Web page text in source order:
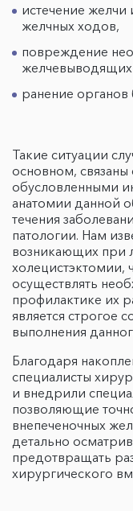
истечение
желчных ходов,
повреждение
желчевыводящих
ранение
Такие ситуации
основном,
обусловленными
анатомии данной
течения
патологии. Нам
возникающих при
холецистэктомии,
осуществлять
профилактике их
является строгое
выполнения
Благодаря
специалисты
и внедрили
позволяющие
внепеченочных
детально
предотвращать
хирургического